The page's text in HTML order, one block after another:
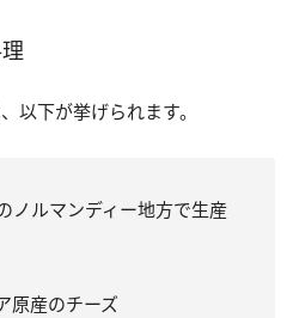
以下が挙げられます。
ノルマンディー地方で生産
原産のチーズ